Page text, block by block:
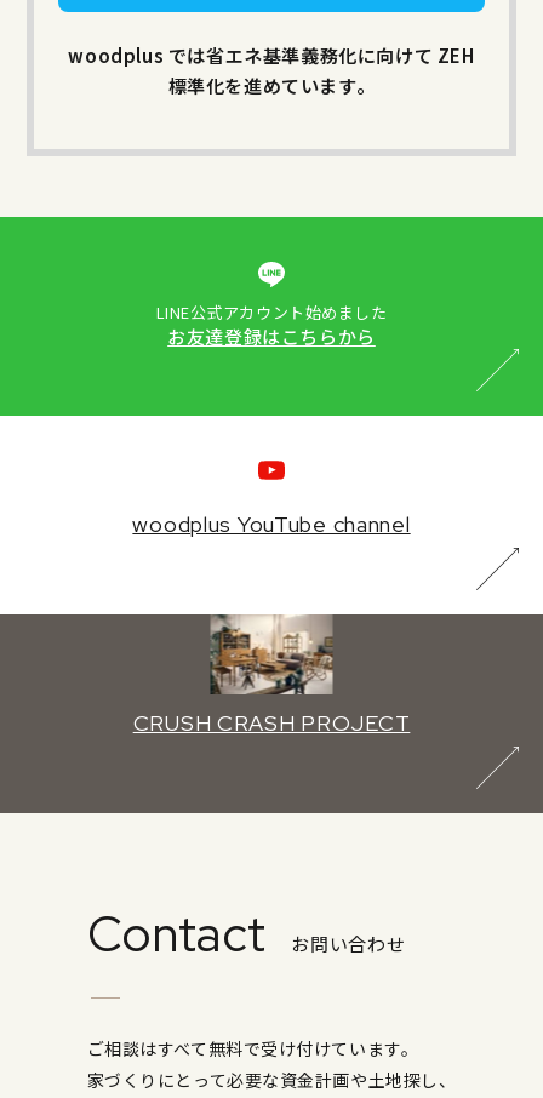
woodplus では省エネ基準義務化に向けて ZEH
標準化を進めています。
LINE公式アカウント始めました
お友達登録はこちらから
woodplus YouTube channel
CRUSH CRASH PROJECT
Contact お問い合わせ
ご相談はすべて無料で受け付けています。
家づくりにとって必要な資金計画や土地探し、